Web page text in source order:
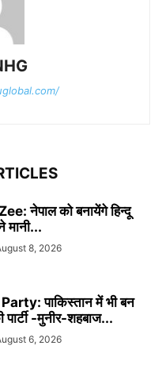
नेपाल को बनायेंगे हिन्दू
मानी...
8, 2026
पाकिस्तान में भी बन
पार्टी -मुनीर-शहबाज...
6, 2026